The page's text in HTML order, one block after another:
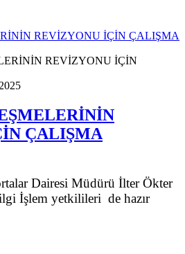
REVİZYONU İÇİN ÇALIŞMA
ÇALIŞMA
Dairesi Müdürü İlter Ökter
İşlem yetkilileri de hazır